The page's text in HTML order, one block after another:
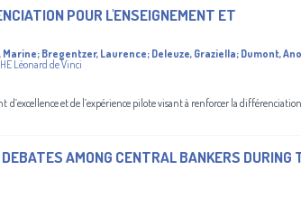
POUR L'ENSEIGNEMENT ET
Marine; Bregentzer, Laurence; Deleuze, Graziella; Dumont,
Léonard de Vinci
et de l’expérience pilote visant à renforcer la
AMONG CENTRAL BANKERS DURING